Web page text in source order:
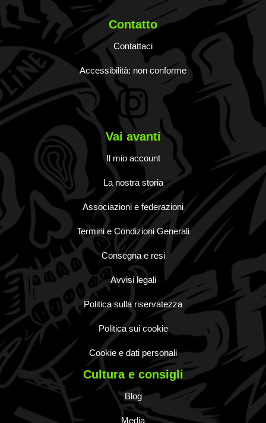
Contatto
Contattaci
Accessibilità: non conforme
Vai avanti
Il mio account
La nostra storia
Associazioni e federazioni
Termini e Condizioni Generali
Consegna e resi
Avvisi legali
Politica sulla riservatezza
Politica sui cookie
Cookie e dati personali
Cultura e consigli
Blog
Media